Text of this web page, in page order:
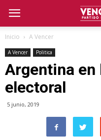
Inicio A Vencer
A Vencer Politica
Argentina
electoral
5 junio, 2019